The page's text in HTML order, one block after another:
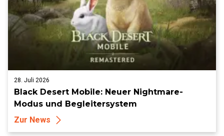
28. Juli 2026
Black Desert Mobile: Neuer Nightmare-
Modus und Begleitersystem
Zur News